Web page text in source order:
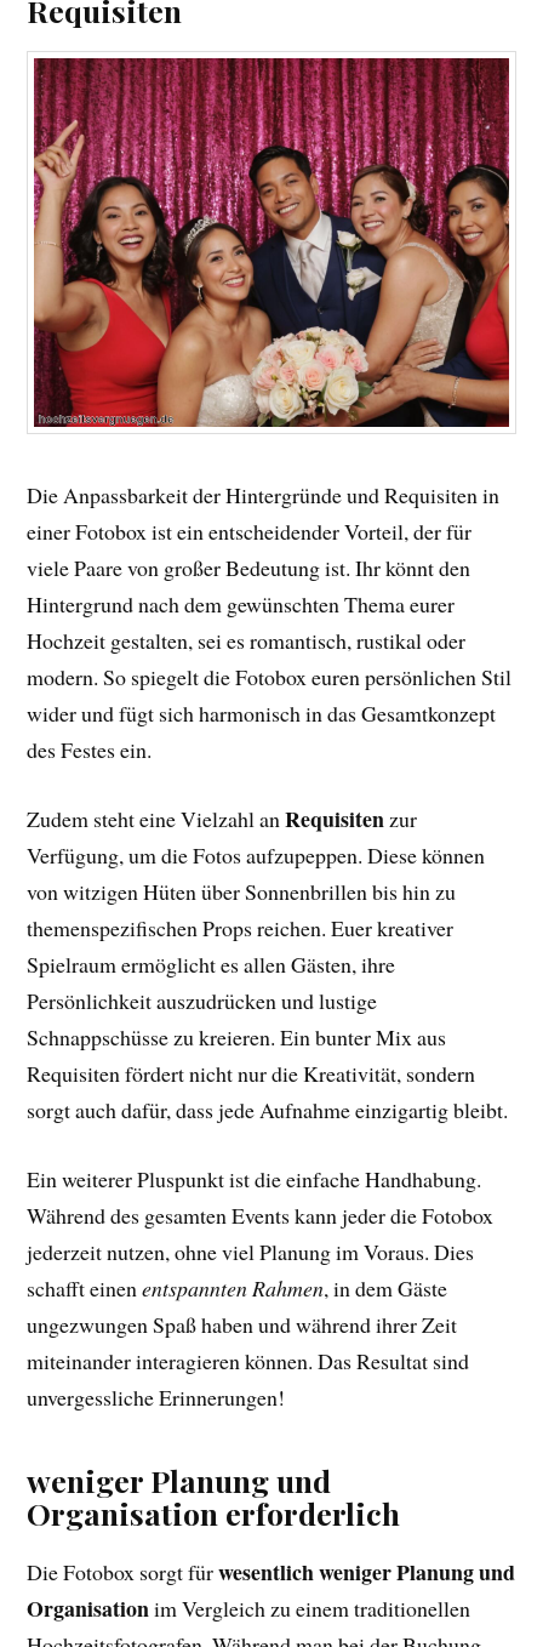
Requisiten
Die Anpassbarkeit der Hintergründe und Requisiten in
einer Fotobox ist ein entscheidender Vorteil, der für
viele Paare von großer Bedeutung ist. Ihr könnt den
Hintergrund nach dem gewünschten Thema eurer
Hochzeit gestalten, sei es romantisch, rustikal oder
modern. So spiegelt die Fotobox euren persönlichen Stil
wider und fügt sich harmonisch in das Gesamtkonzept
des Festes ein.
Zudem steht eine Vielzahl anRequisitenzur
Verfügung, um die Fotos aufzupeppen. Diese können
von witzigen Hüten über Sonnenbrillen bis hin zu
themenspezifischen Props reichen. Euer kreativer
Spielraum ermöglicht es allen Gästen, ihre
Persönlichkeit auszudrücken und lustige
Schnappschüsse zu kreieren. Ein bunter Mix aus
Requisiten fördert nicht nur die Kreativität, sondern
sorgt auch dafür, dass jede Aufnahme einzigartig bleibt.
Ein weiterer Pluspunkt ist die einfache Handhabung.
Während des gesamten Events kann jeder die Fotobox
jederzeit nutzen, ohne viel Planung im Voraus. Dies
schafft einenentspannten Rahmen, in dem Gäste
ungezwungen Spaß haben und während ihrer Zeit
miteinander interagieren können. Das Resultat sind
unvergessliche Erinnerungen!
weniger Planung und
Organisation erforderlich
Die Fotobox sorgt fürwesentlich weniger Planung und
Organisationim Vergleich zu einem traditionellen